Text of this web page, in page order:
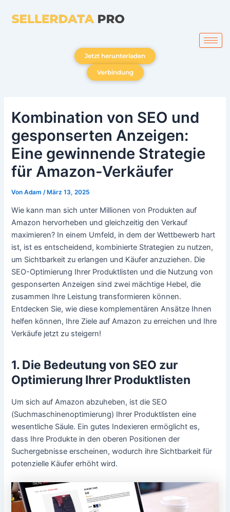
Inhalt
Jetzt herunterladen
Verbindung
Kombination von SEO und
gesponserten Anzeigen:
Eine gewinnende Strategie
für Amazon-Verkäufer
VonAdam /März 13, 2025
Wie kann man sich unter Millionen von Produkten auf
Amazon hervorheben und gleichzeitig den Verkauf
maximieren? In einem Umfeld, in dem der Wettbewerb hart
ist, ist es entscheidend, kombinierte Strategien zu nutzen,
um Sichtbarkeit zu erlangen und Käufer anzuziehen. Die
SEO-Optimierung Ihrer Produktlisten und die Nutzung von
gesponserten Anzeigen sind zwei mächtige Hebel, die
zusammen Ihre Leistung transformieren können.
Entdecken Sie, wie diese komplementären Ansätze Ihnen
helfen können, Ihre Ziele auf Amazon zu erreichen und Ihre
Verkäufe jetzt zu steigern!
1. Die Bedeutung von SEO zur
Optimierung Ihrer Produktlisten
Um sich auf Amazon abzuheben, ist die SEO
(Suchmaschinenoptimierung) Ihrer Produktlisten eine
wesentliche Säule. Ein gutes Indexieren ermöglicht es,
dass Ihre Produkte in den oberen Positionen der
Suchergebnisse erscheinen, wodurch ihre Sichtbarkeit für
potenzielle Käufer erhöht wird.